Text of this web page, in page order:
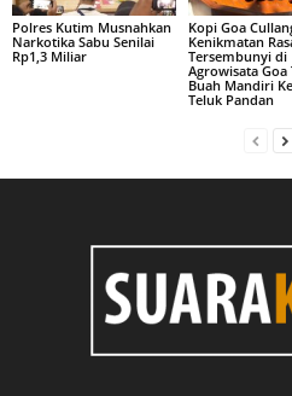
Polres Kutim Musnahkan
Narkotika Sabu Senilai
Rp1,3 Miliar
Kopi Goa
Kenikmatan
Tersembunyi di
Agrowisata Goa
Buah Mandiri
Teluk Pandan